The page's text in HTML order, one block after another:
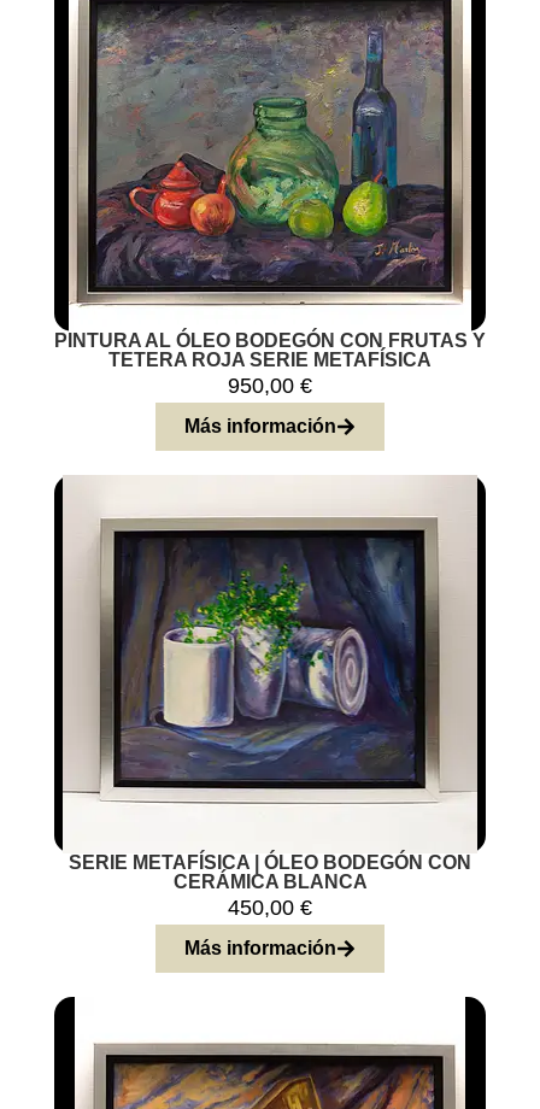
PINTURA AL ÓLEO BODEGÓN CON FRUTAS Y
TETERA ROJA SERIE METAFÍSICA
950,00 €
Más información
SERIE METAFÍSICA | ÓLEO BODEGÓN CON
CERÁMICA BLANCA
450,00 €
Más información